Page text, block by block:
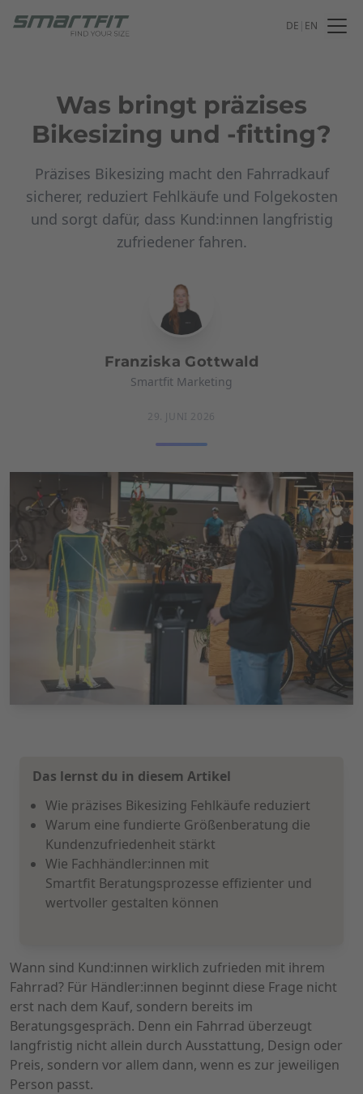
DE EN
Was bringt präzises
Bikesizing und -fitting?
Präzises Bikesizing macht den Fahrradkauf
sicherer, reduziert Fehlkäufe und Folgekosten
und sorgt dafür, dass Kund:innen langfristig
zufriedener fahren.
Franziska Gottwald
Smartfit Marketing
29. JUNI 2026
Das lernst du in diesem Artikel
Wie präzises Bikesizing Fehlkäufe reduziert
Warum eine fundierte Größenberatung die
Kundenzufriedenheit stärkt
Wie Fachhändler:innen mit
Smartfit Beratungsprozesse effizienter und
wertvoller gestalten können
Wann sind Kund:innen wirklich zufrieden mit ihrem
Fahrrad? Für Händler:innen beginnt diese Frage nicht
erst nach dem Kauf, sondern bereits im
Beratungsgespräch. Denn ein Fahrrad überzeugt
langfristig nicht allein durch Ausstattung, Design oder
Preis, sondern vor allem dann, wenn es zur jeweiligen
Person passt.